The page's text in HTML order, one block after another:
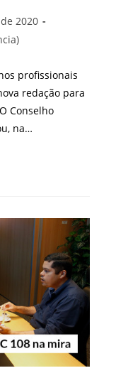
2020
profissionais
redação para
Conselho
na…